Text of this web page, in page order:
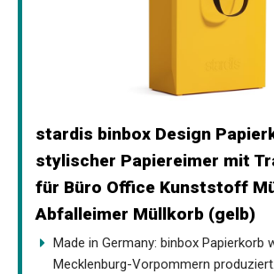
stardis binbox Design
stylischer Papiereimer mit
für Büro Office Kunststoff
Abfalleimer Müllkorb (gelb)
Made in Germany: binbox Papierkorb
Mecklenburg-Vorpommern